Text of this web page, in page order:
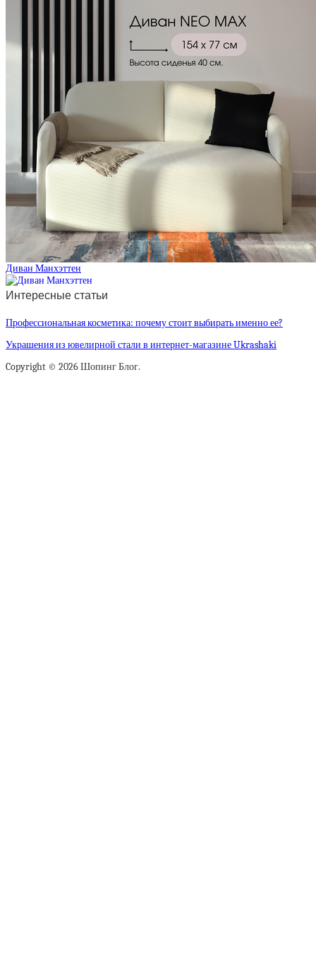
Диван Манхэттен
Интересные статьи
Профессиональная косметика: почему стоит выбирать именно ее?
Украшения из ювелирной стали в интернет-магазине Ukrashaki
Copyright © 2026 Шопинг Блог.